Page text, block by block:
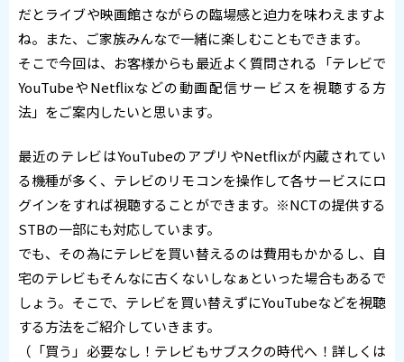
だとライブや映画館さながらの臨場感と迫力を味わえますよ
ね。また、ご家族みんなで一緒に楽しむこともできます。
そこで今回は、お客様からも最近よく質問される「テレビで
YouTubeやNetflixなどの動画配信サービスを視聴する方
法」をご案内したいと思います。
最近のテレビはYouTubeのアプリやNetflixが内蔵されてい
る機種が多く、テレビのリモコンを操作して各サービスにロ
グインをすれば視聴することができます。※NCTの提供する
STBの一部にも対応しています。
でも、その為にテレビを買い替えるのは費用もかかるし、自
宅のテレビもそんなに古くないしなぁといった場合もあるで
しょう。そこで、テレビを買い替えずにYouTubeなどを視聴
する方法をご紹介していきます。
（「買う」必要なし！テレビもサブスクの時代へ！詳しくは